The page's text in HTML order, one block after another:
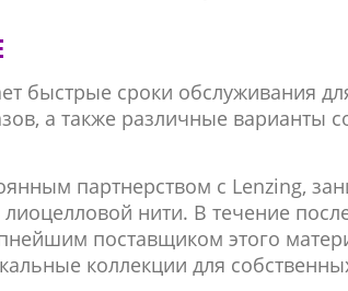
быстрые сроки обслуживания
а также различные варианты
партнерством с Lenzing,
нити. В течение
поставщиком этого
коллекции для